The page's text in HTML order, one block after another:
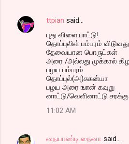
ttpian said…
புது விளையாட்டு!
தொப்புலிள் பம்பரம்
தேவையான பொருட்கள்
அரை /அல்லது முக்கால்
பழய பம்பரம்
தொப்புல்(அ)சுகன்யா
பழய அரை ஙான் கவுறு
னாட்டு/வெளினாட்டு சரக்கு
11:02 AM
நையாண்டி நைனா said…